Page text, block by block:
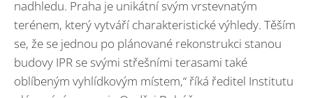
nadhledu. Praha je unikátní svým vrstevnatým
terénem, který vytváří charakteristické výhledy. Těším
se, že se jednou po plánované rekonstrukci stanou
budovy IPR se svými střešními terasami také
oblíbeným vyhlídkovým místem,“ říká ředitel Institutu